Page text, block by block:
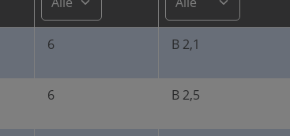
6 B 2,1
6 B 2,5